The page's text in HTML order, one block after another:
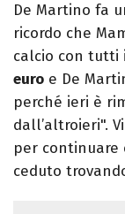
De Martino fa
ricordo che
calcio con tutti
euro e De
perché ieri è
dall’altroieri".
per continuare
ceduto